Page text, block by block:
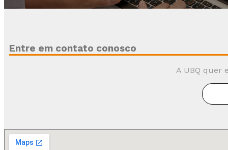
Entre em contato conosco
A UBQ quer